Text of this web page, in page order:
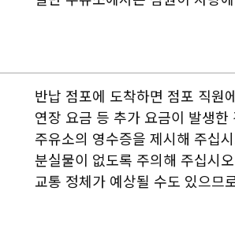
반납 점포에 도착하면 점포 직원
연장 요금 등 추가 요금이 발생
주유소의 영수증을 제시해 주십
분실물이 없도록 주의해 주십시
교통 정체가 예상될 수도 있으므